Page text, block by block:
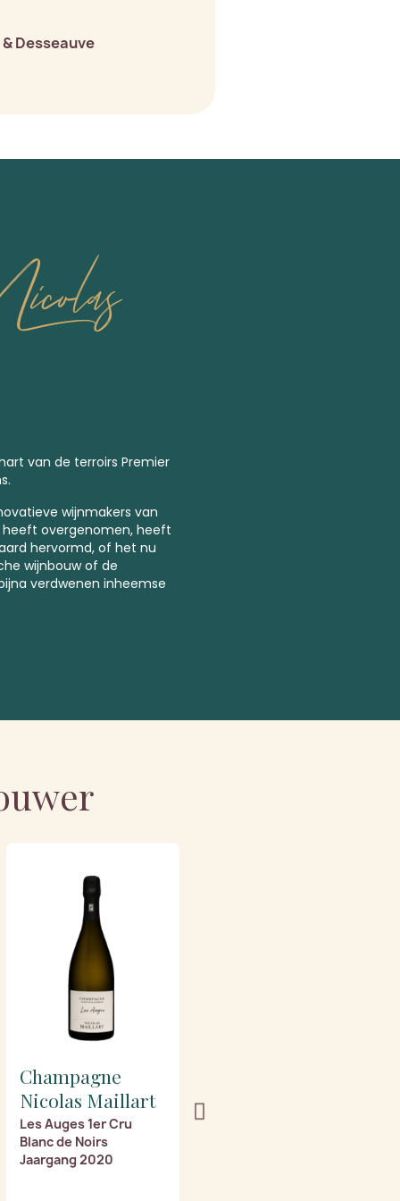
Desseauve
van de terroirs Premier
wijnmakers van
heeft overgenomen, heeft
hervormd, of het nu
wijnbouw of de
verdwenen inheemse
Champagne
Nicolas Maillart
Les Auges 1er Cru
Blanc de Noirs
Jaargang 2020